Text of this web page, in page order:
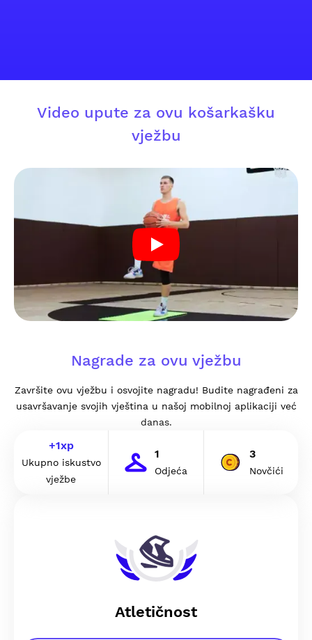
Video upute za ovu košarkašku
vježbu
Nagrade za ovu vježbu
Završite ovu vježbu i osvojite nagradu! Budite nagrađeni za
usavršavanje svojih vještina u našoj mobilnoj aplikaciji već
danas.
+1xp
Ukupno iskustvo
vježbe
1
Odjeća
3
Novčići
Atletičnost